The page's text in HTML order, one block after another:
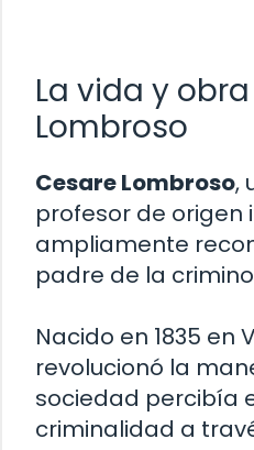
La vida y
Lombroso
Cesare Lombroso,
profesor de origen
ampliamente
padre de la
Nacido en 1835 en
revolucionó la
sociedad percibía
criminalidad a